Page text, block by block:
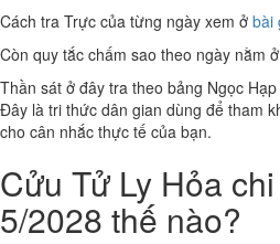
Cách tra Trực của từng ngày xem ở bài
Còn quy tắc chấm sao theo ngày nằm ở
Thần sát ở đây tra theo bảng Ngọc
Đây là tri thức dân gian dùng để tham
cho cân nhắc thực tế của bạn.
Cửu Tử Ly Hỏa
5/2028 thế nào?